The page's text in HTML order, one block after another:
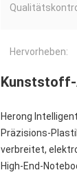
Hervorheben:
Kunststoff-
Herong
Präzisions-
verbreitet,
High-End-